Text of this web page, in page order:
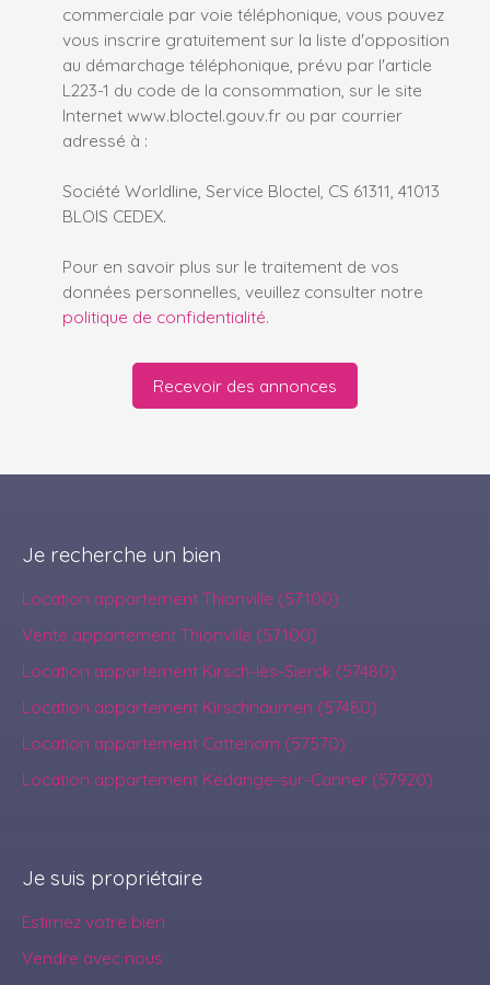
commerciale par voie téléphonique, vous pouvez
vous inscrire gratuitement sur la liste d'opposition
au démarchage téléphonique, prévu par l'article
L223-1 du code de la consommation, sur le site
Internet www.bloctel.gouv.fr ou par courrier
adressé à :
Société Worldline, Service Bloctel, CS 61311, 41013
BLOIS CEDEX.
Pour en savoir plus sur le traitement de vos
données personnelles, veuillez consulter notre
politique de confidentialité.
Recevoir des annonces
Je recherche un bien
Location appartement Thionville (57100)
Vente appartement Thionville (57100)
Location appartement Kirsch-lès-Sierck (57480)
Location appartement Kirschnaumen (57480)
Location appartement Cattenom (57570)
Location appartement Kédange-sur-Canner (57920)
Je suis propriétaire
Estimez votre bien
Vendre avec nous